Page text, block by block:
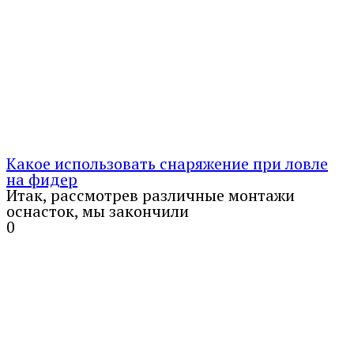
Какое использовать снаряжение при ловле
на фидер
Итак, рассмотрев различные монтажи
оснасток, мы закончили
0